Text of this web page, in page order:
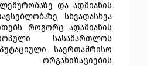
და ადმიანის
სხვადასხვა
როგორც ადამიანის
სასამართლოს
საერთაშრისო
ორგანიზაციების